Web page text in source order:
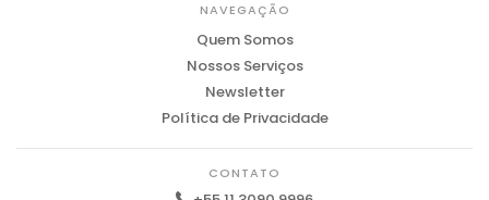
NAVEGAÇÃO
Quem Somos
Nossos Serviços
Newsletter
Política de Privacidade
CONTATO